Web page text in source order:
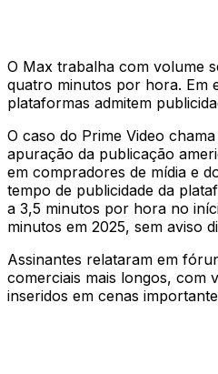
O Max trabalha com volume
quatro minutos por hora. Em
plataformas admitem
O caso do Prime Video
apuração da publicação
em compradores de mídia e
tempo de publicidade da
a 3,5 minutos por hora no
minutos em 2025, sem aviso
Assinantes relataram em
comerciais mais longos, com
inseridos em cenas